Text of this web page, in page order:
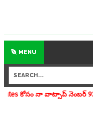
MENU
నెంబర్ 9390696970